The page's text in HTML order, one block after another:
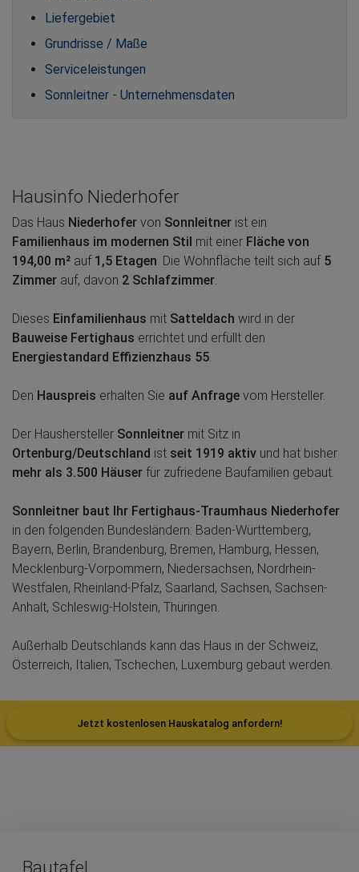
Liefergebiet
Grundrisse / Maße
Serviceleistungen
Sonnleitner - Unternehmensdaten
Hausinfo Niederhofer
Das Haus Niederhofer von Sonnleitner ist ein
Familienhaus im modernen Stil mit einer Fläche von
194,00 m² auf 1,5 Etagen . Die Wohnfläche teilt sich auf 5
Zimmer auf, davon 2 Schlafzimmer
Dieses Einfamilienhaus mit Satteldach wird in der
Bauweise Fertighaus errichtet und erfüllt den
Energiestandard Effizienzhaus 55
Den Hauspreis erhalten Sie auf Anfrage vom Hersteller.
Der Haushersteller Sonnleitner mit Sitz in
Ortenburg/Deutschland ist seit 1919 aktiv und hat bisher
mehr als 3.500 Häuser für zufriedene Baufamilien gebaut.
Sonnleitner baut Ihr Fertighaus-Traumhaus Niederhofer
in den folgenden Bundesländern: Baden-Württemberg,
Bayern, Berlin, Brandenburg, Bremen, Hamburg, Hessen,
Mecklenburg-Vorpommern, Niedersachsen, Nordrhein-
Westfalen, Rheinland-Pfalz, Saarland, Sachsen, Sachsen-
Anhalt, Schleswig-Holstein, Thüringen.
Außerhalb Deutschlands kann das Haus in der Schweiz,
Österreich, Italien, Tschechen, Luxemburg gebaut werden.
Jetzt kostenlosen Hauskatalog anfordern!
Bautafel